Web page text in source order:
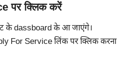
पर क्लिक करें
के dassboard के आ जाएंगे।
For Service लिंक पर क्लिक करना